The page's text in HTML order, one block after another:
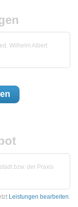
Wilhelm Albert
bzw. der Praxis
Leistungen bearbeiten.